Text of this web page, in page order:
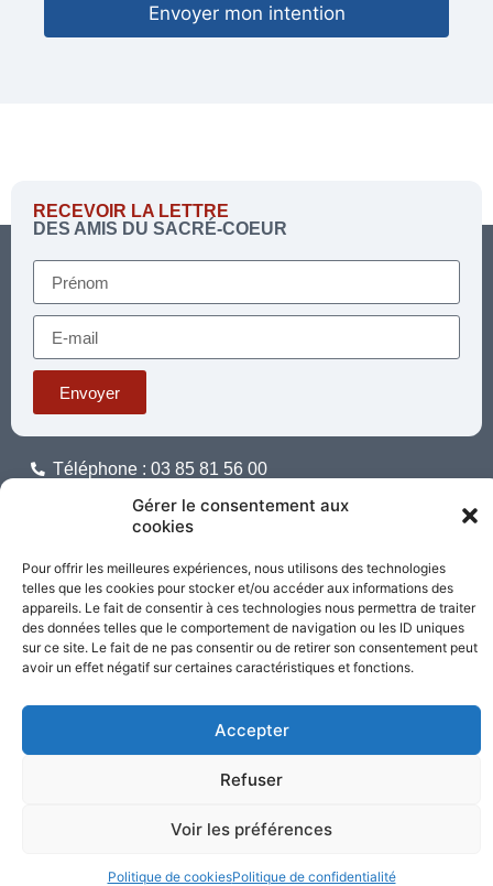
Gérer le consentement aux
cookies
Pour offrir les meilleures expériences, nous utilisons des technologies
telles que les cookies pour stocker et/ou accéder aux informations des
appareils. Le fait de consentir à ces technologies nous permettra de traiter
des données telles que le comportement de navigation ou les ID uniques
sur ce site. Le fait de ne pas consentir ou de retirer son consentement peut
avoir un effet négatif sur certaines caractéristiques et fonctions.
Accepter
Refuser
Voir les préférences
Politique de cookiesPolitique de confidentialité
Envoyer mon intention
RECEVOIR LA LETTRE
DES AMIS DU SACRÉ-COEUR
Envoyer
Téléphone : 03 85 81 56 00
standard@sacrecoeur-paray.org
Agenda
Nos
partenaires
Mentions
légales
Partagez cette page